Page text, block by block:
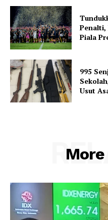
Penalti,
Piala
995
Usut